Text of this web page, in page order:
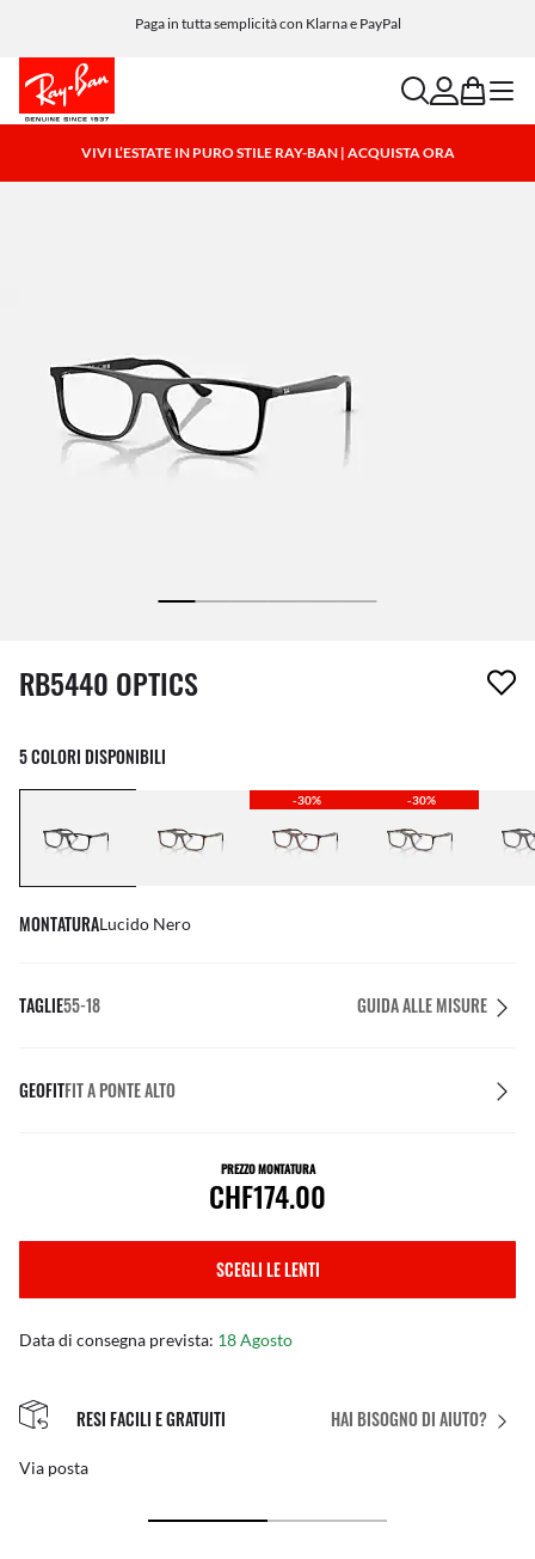
Paga in tutta semplicità con Klarna e PayPal
searchaccount
bag menu
VIVI L’ESTATE IN PURO STILE RAY-BAN | ACQUISTA ORA
1 articolo è stato aggiunto alla tua wishlist
RB5440 OPTICS
5 COLORI DISPONIBILI
-30% -30%
MONTATURALucido Nero
TAGLIE55-18 GUIDA ALLE MISURE
GEOFITFIT A PONTE ALTO
PREZZO MONTATURA
CHF174.00
SCEGLI LE LENTI
Data di consegna prevista: 18 Agosto
HAI BISOGNO DI AIUTO?
RESI FACILI E GRATUITI
Via posta